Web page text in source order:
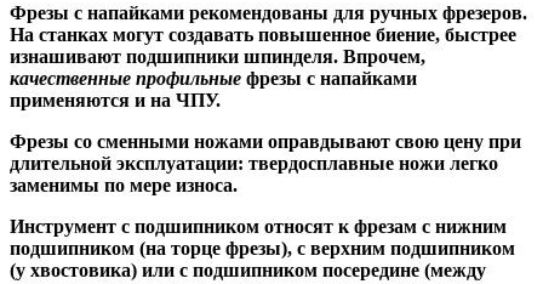
Фрезы с напайками рекомендованы для ручных фрезеров.
На станках могут создавать повышенное биение, быстрее
изнашивают подшипники шпинделя. Впрочем,
качественные профильные фрезы с напайками
применяются и на ЧПУ.
Фрезы со сменными ножами оправдывают свою цену при
длительной эксплуатации: твердосплавные ножи легко
заменимы по мере износа.
Инструмент с подшипником относят к фрезам с нижним
подшипником (на торце фрезы), с верхним подшипником
(у хвостовика) или с подшипником посередине (между